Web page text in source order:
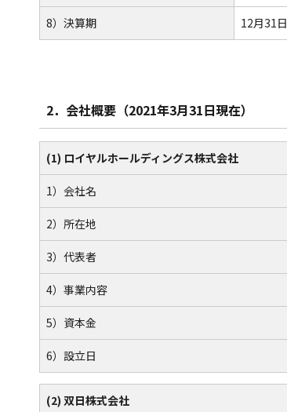
8）決算期 12月31日
2．会社概要（2021年3月31日現在）
(1) ロイヤルホールディングス株式会社
1）会社名
2）所在地
3）代表者
4）事業内容
5）資本金
6）設立日
(2) 双日株式会社